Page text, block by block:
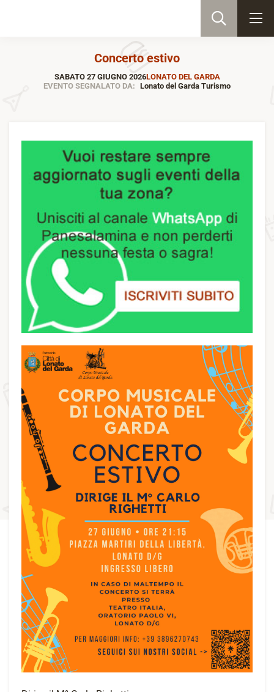
Concerto estivo
SABATO 27 GIUGNO 2026LONATO DEL GARDA
EVENTO SEGNALATO DA: Lonato del Garda Turismo